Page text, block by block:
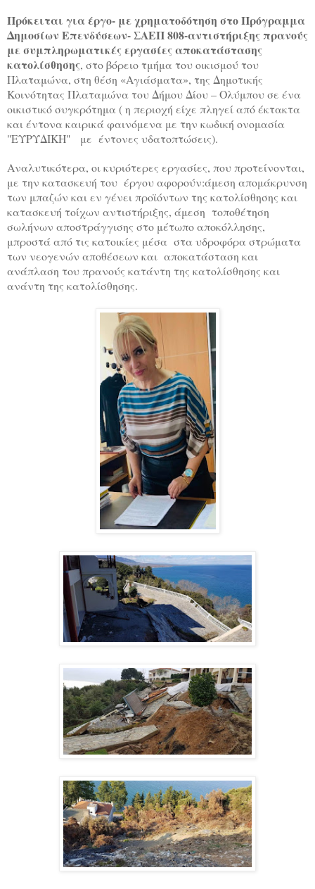
Πρόκειται για έργο- με χρηματοδότηση στο Πρόγραμμα
Δημοσίων Επενδύσεων- ΣΑΕΠ 808-αντιστήριξης πρανούς
με συμπληρωματικές εργασίες αποκατάστασης
κατολίσθησης, στο βόρειο τμήμα του οικισμού του
Πλαταμώνα, στη θέση «Αγιάσματα», της Δημοτικής
Κοινότητας Πλαταμώνα του Δήμου Δίου – Ολύμπου σε ένα
οικιστικό συγκρότημα ( η περιοχή είχε πληγεί από έκτακτα
και έντονα καιρικά φαινόμενα με την κωδική ονομασία
"ΕΥΡΥΔΙΚΗ" με έντονες υδατοπτώσεις).
Αναλυτικότερα, οι κυριότερες εργασίες, που προτείνονται,
με την κατασκευή του έργου αφορούν:άμεση απομάκρυνση
των μπαζών και εν γένει προϊόντων της κατολίσθησης και
κατασκευή τοίχων αντιστήριξης, άμεση τοποθέτηση
σωλήνων αποστράγγισης στο μέτωπο αποκόλλησης,
μπροστά από τις κατοικίες μέσα στα υδροφόρα στρώματα
των νεογενών αποθέσεων και αποκατάσταση και
ανάπλαση του πρανούς κατάντη της κατολίσθησης και
ανάντη της κατολίσθησης.